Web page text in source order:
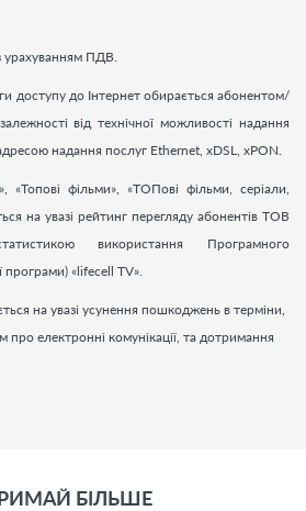
урахуванням ПДВ.
доступу до Інтернет обирається абонентом/
від технічної можливості надання
надання послуг Ethernet, xDSL, xPON.
фільми», «ТОПові фільми, серіали,
на увазі рейтинг перегляду абонентів ТОВ
використання Програмного
програми) «lifecell TV».
на увазі усунення пошкоджень в терміни,
про електронні комунікації, та дотримання
БІЛЬШЕ